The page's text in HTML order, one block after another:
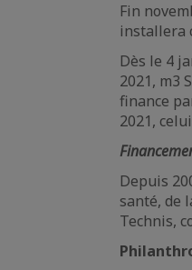
Fin
installera
Dès le 4
2021, m3
finance
2021,
Depuis
santé, de
Technis,